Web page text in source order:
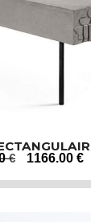
€ 1166.00 €